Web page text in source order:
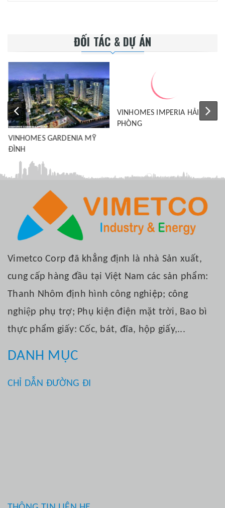
ĐỐI TÁC & DỰ ÁN
VINHOMES GARDENIA MỸ
ĐÌNH
Vimetco Corp đã khẳng định là nhà Sản xuất,
cung cấp hàng đầu tại Việt Nam các sản phẩm:
Thanh Nhôm định hình công nghiệp; công
nghiệp phụ trợ; Phụ kiện điện mặt trời, Bao bì
thực phẩm giấy: Cốc, bát, đĩa, hộp giấy,...
DANH MỤC
CHỈ DẪN ĐƯỜNG ĐI